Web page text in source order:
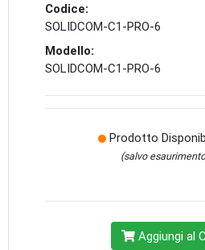
Codice:
SOLIDCOM-C1-PRO-6
Modello:
SOLIDCOM-C1-PRO-6
Prodotto
(salvo
Aggiungi al